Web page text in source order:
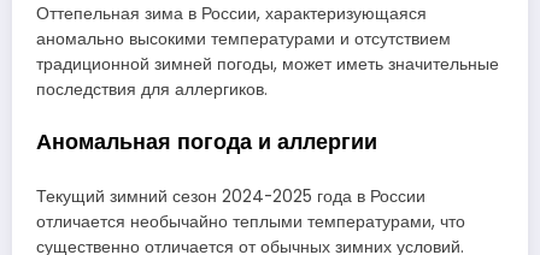
Оттепельная зима в России, характеризующаяся
аномально высокими температурами и отсутствием
традиционной зимней погоды, может иметь значительные
последствия для аллергиков.
Аномальная погода и аллергии
Текущий зимний сезон 2024-2025 года в России
отличается необычайно теплыми температурами, что
существенно отличается от обычных зимних условий.